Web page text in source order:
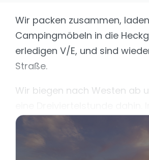
Wir packen zusammen,
Campingmöbeln in die
erledigen V/E, und sind
Straße.
Wir biegen nach Westen ab
fallen uns interessante
Ruinen auf Hügeln, schöne